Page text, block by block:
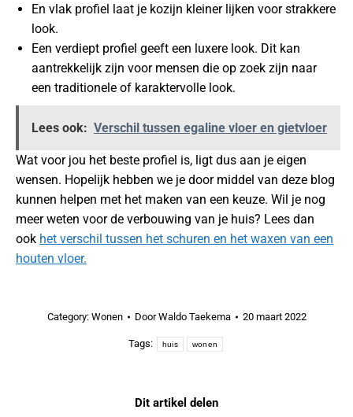
En vlak profiel laat je kozijn kleiner lijken voor strakkere
look.
Een verdiept profiel geeft een luxere look. Dit kan
aantrekkelijk zijn voor mensen die op zoek zijn naar
een traditionele of karaktervolle look.
Lees ook: Verschil tussen egaline vloer en gietvloer
Wat voor jou het beste profiel is, ligt dus aan je eigen
wensen. Hopelijk hebben we je door middel van deze blog
kunnen helpen met het maken van een keuze. Wil je nog
meer weten voor de verbouwing van je huis? Lees dan
ook het verschil tussen het schuren en het waxen van een
houten vloer.
Category: Wonen DoorWaldo Taekema 20 maart 2022
Tags: huis wonen
Dit artikel delen